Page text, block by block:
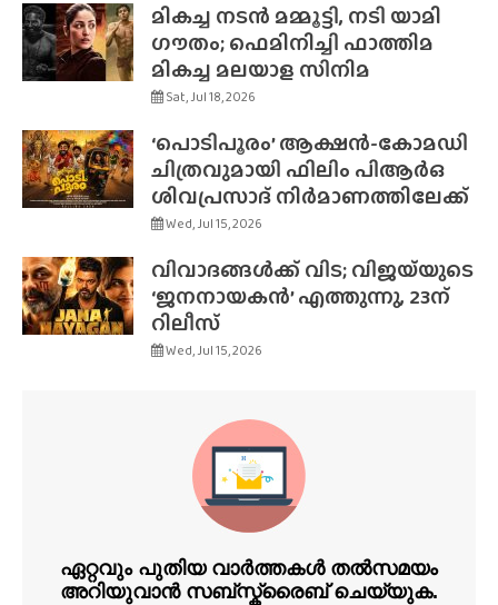
മികച്ച നടൻ മമ്മൂട്ടി, നടി യാമി
ഗൗതം; ഫെമിനിച്ചി ഫാത്തിമ
മികച്ച മലയാള സിനിമ
Sat, Jul 18, 2026
‘പൊടിപൂരം’ ആക്ഷൻ-കോമഡി
ചിത്രവുമായി ഫിലിം പിആർഒ
ശിവപ്രസാദ് നിർമാണത്തിലേക്ക്
Wed, Jul 15, 2026
വിവാദങ്ങൾക്ക് വിട; വിജയ്‌യുടെ
‘ജനനായകൻ’ എത്തുന്നു, 23ന്
റിലീസ്
Wed, Jul 15, 2026
ഏറ്റവും പുതിയ വാർത്തകൾ തൽസമയം
അറിയുവാൻ സബ്സ്ക്രൈബ് ചെയ്യുക.